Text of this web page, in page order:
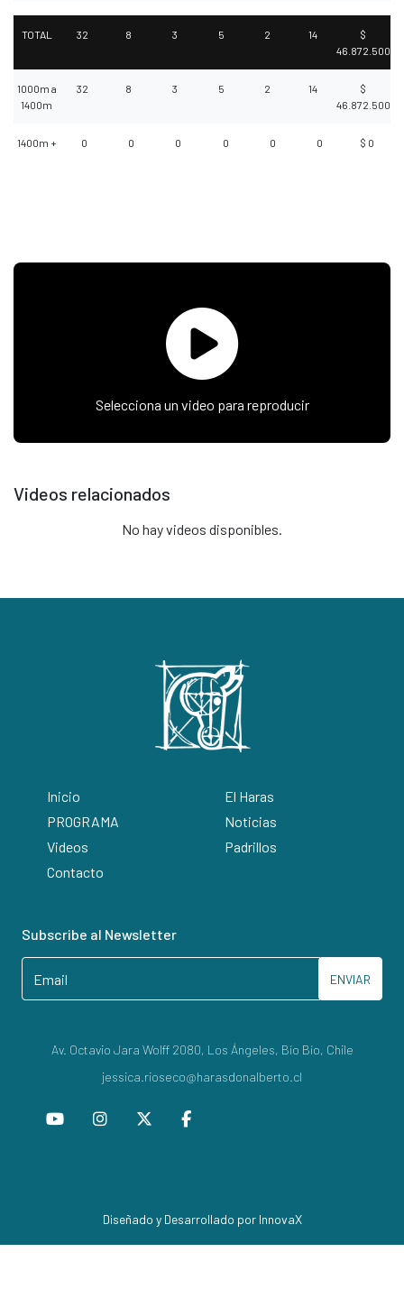
TOTAL 32 8 3 5 2 14
$
46.872.500
1000m a
1400m
32 8 3 5 2 14
$
46.872.500
1400m + 0 0 0 0 0 0 $ 0
Selecciona un video para reproducir
Videos relacionados
No hay videos disponibles.
Inicio
El Haras
PROGRAMA
Noticias
Videos
Padrillos
Contacto
Subscribe al Newsletter
ENVIAR
Av. Octavio Jara Wolff 2080, Los Ángeles, Bío Bío, Chile
jessica.rioseco@harasdonalberto.cl
Diseñado y Desarrollado por InnovaX